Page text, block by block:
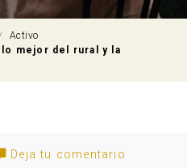
Activo
mejor del rural y la
Deja tu comentario